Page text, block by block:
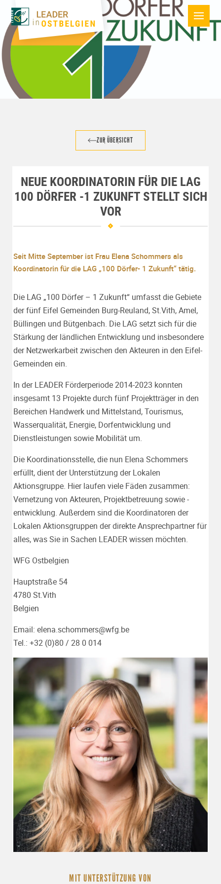
ZUR ÜBERSICHT
NEUE KOORDINATORIN FÜR DIE LAG
100 DÖRFER -1 ZUKUNFT STELLT SICH
VOR
Seit Mitte September ist Frau Elena Schommers als
Koordinatorin für die LAG „100 Dörfer- 1 Zukunft“ tätig.
Die LAG „100 Dörfer – 1 Zukunft“ umfasst die Gebiete
der fünf Eifel Gemeinden Burg-Reuland, St.Vith, Amel,
Büllingen und Bütgenbach. Die LAG setzt sich für die
Stärkung der ländlichen Entwicklung und insbesondere
der Netzwerkarbeit zwischen den Akteuren in den Eifel-
Gemeinden ein.
In der LEADER Förderperiode 2014-2023 konnten
insgesamt 13 Projekte durch fünf Projektträger in den
Bereichen Handwerk und Mittelstand, Tourismus,
Wasserqualität, Energie, Dorfentwicklung und
Dienstleistungen sowie Mobilität um.
Die Koordinationsstelle, die nun Elena Schommers
erfüllt, dient der Unterstützung der Lokalen
Aktionsgruppe. Hier laufen viele Fäden zusammen:
Vernetzung von Akteuren, Projektbetreuung sowie -
entwicklung. Außerdem sind die Koordinatoren der
Lokalen Aktionsgruppen der direkte Ansprechpartner für
alles, was Sie in Sachen LEADER wissen möchten.
WFG Ostbelgien
Hauptstraße 54
4780 St.Vith
Belgien
Email: elena.schommers@wfg.be
Tel.: +32 (0)80 / 28 0 014
MIT UNTERSTÜTZUNG VON